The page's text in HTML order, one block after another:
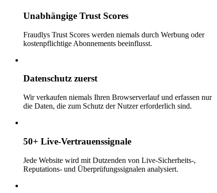
Unabhängige Trust Scores
Fraudlys Trust Scores werden niemals durch Werbung oder
kostenpflichtige Abonnements beeinflusst.
Datenschutz zuerst
Wir verkaufen niemals Ihren Browserverlauf und erfassen nur
die Daten, die zum Schutz der Nutzer erforderlich sind.
50+ Live-Vertrauenssignale
Jede Website wird mit Dutzenden von Live-Sicherheits-,
Reputations- und Überprüfungssignalen analysiert.